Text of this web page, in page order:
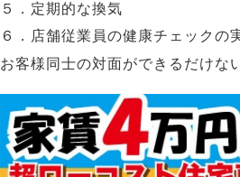
５．定期的な換気
６．店舗従業員の健康チェックの
お客様同士の対面ができるだけな